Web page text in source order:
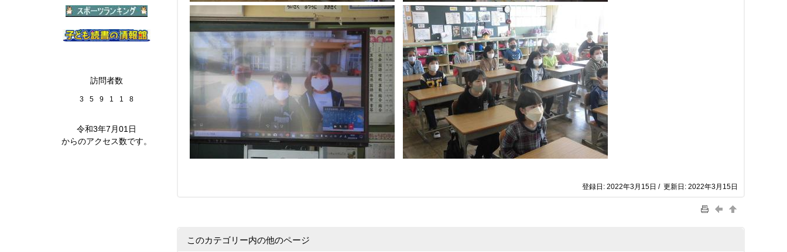
訪問者数
3 5 9 1 1 8
令和3年7月01日
からのアクセス数です。
登録日: 2022年3月15日 / 更新日: 2022年3月15日
このカテゴリー内の他のページ